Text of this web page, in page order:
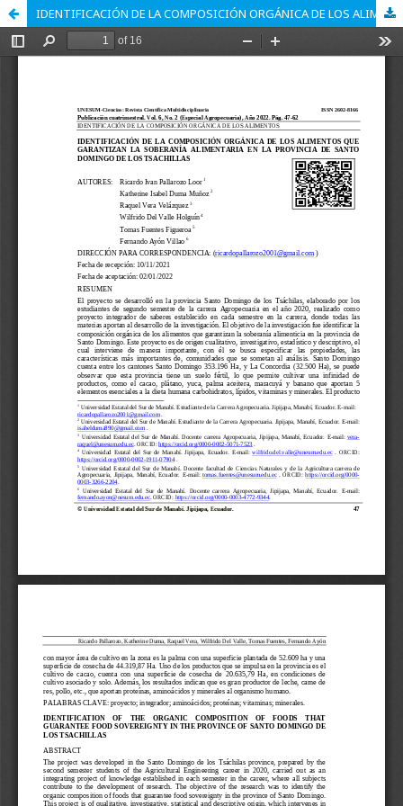
IDENTIFICACIÓN DE LA COMPOSICIÓN ORGÁNICA DE LOS ALIMENTOS QUE GARANTIZAN LA SOBERANÍA ALIMENTARIA EN LA PROVINCIA DE SANTO DOMINGO DE LOS TSACHILLAS